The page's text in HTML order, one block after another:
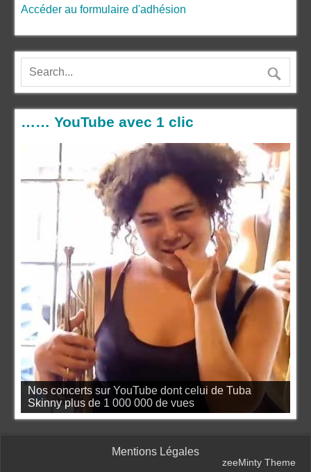
Accéder au formulaire d'adhésion
…… YouTube avec 1 clic
Nos concerts sur YouTube dont celui de Tuba
Skinny plus de 1 000 000 de vues
Mentions Légales
zeeMinty Theme